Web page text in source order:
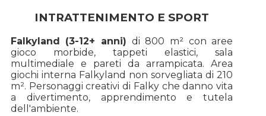
INTRATTENIMENTO E SPORT
Falkyland (3-12+ anni) di 800 m² con aree
gioco morbide, tappeti elastici, sala
multimediale e pareti da arrampicata. Area
giochi interna Falkyland non sorvegliata di 210
m². Personaggi creativi di Falky che danno vita
a divertimento, apprendimento e tutela
dell'ambiente.